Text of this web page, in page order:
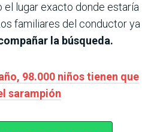
el lugar exacto donde estaría
familiares del conductor ya
la búsqueda.
98.000 niños tienen que
sarampión